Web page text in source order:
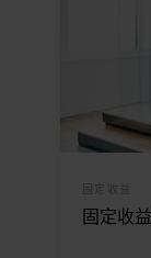
固定收益
固定收